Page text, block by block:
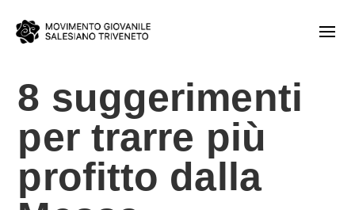
8 suggerimenti
per trarre più
profitto dalla